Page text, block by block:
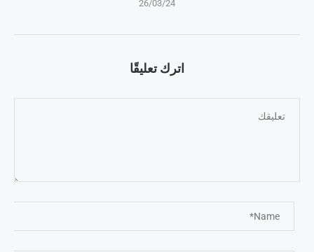
26/03/24
اترك تعليقًا